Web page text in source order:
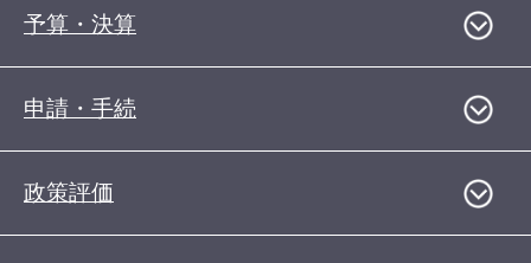
予算・決算
申請・手続
政策評価